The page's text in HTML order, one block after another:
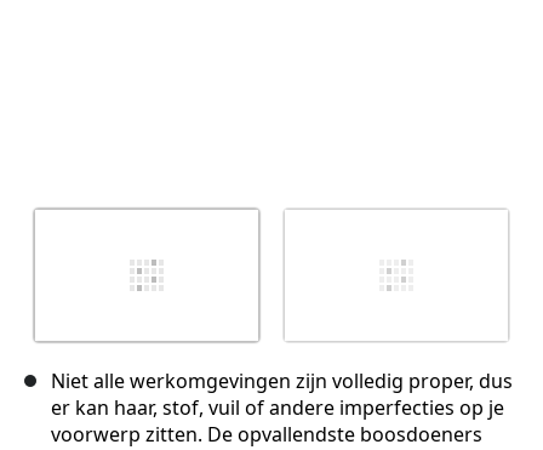
Niet alle werkomgevingen zijn volledig proper, dus
er kan haar, stof, vuil of andere imperfecties op je
voorwerp zitten. De opvallendste boosdoeners